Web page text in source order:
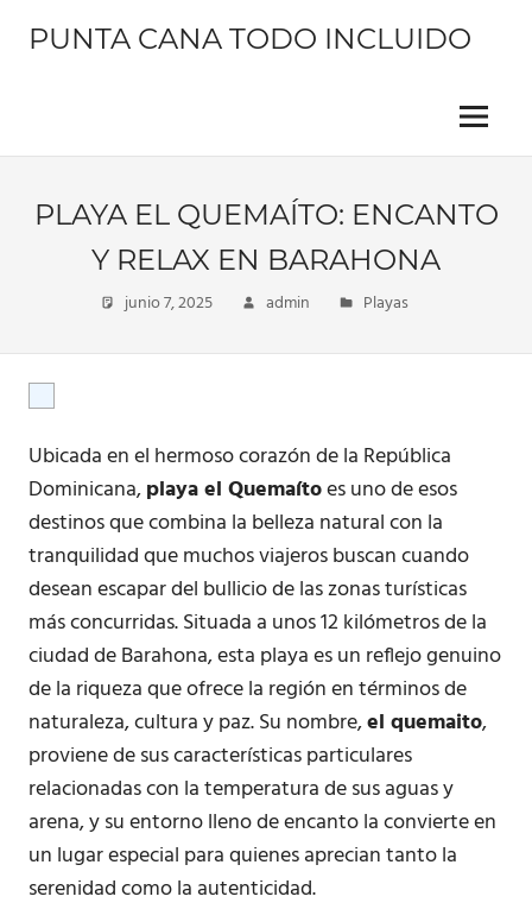
PUNTA CANA TODO INCLUIDO
hermoso
Menu
PLAYA EL QUEMAÍTO: ENCANTO
Y RELAX EN BARAHONA
junio 7, 2025 admin Playas
Ubicada en el hermoso corazón de la República
Dominicana,playa el Quemaítoes uno de esos
destinos que combina la belleza natural con la
tranquilidad que muchos viajeros buscan cuando
desean escapar del bullicio de las zonas turísticas
más concurridas. Situada a unos 12 kilómetros de la
ciudad de Barahona, esta playa es un reflejo genuino
de la riqueza que ofrece la región en términos de
naturaleza, cultura y paz. Su nombre,el quemaito,
proviene de sus características particulares
relacionadas con la temperatura de sus aguas y
arena, y su entorno lleno de encanto la convierte en
un lugar especial para quienes aprecian tanto la
serenidad como la autenticidad.